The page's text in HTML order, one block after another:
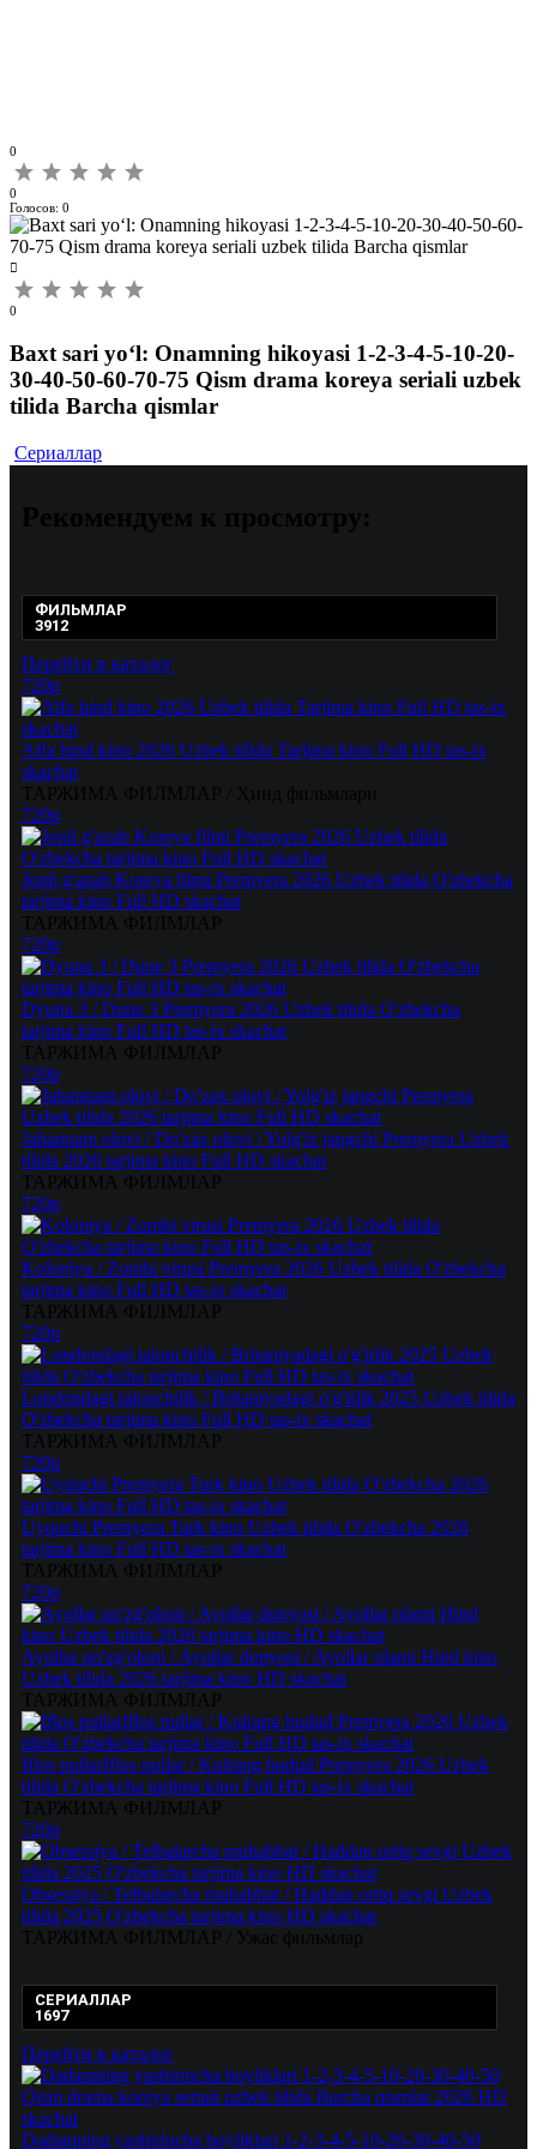
0
0
Голосов: 0
0
Baxt sari yo‘l: Onamning hikoyasi 1-2-3-4-5-10-20-
30-40-50-60-70-75 Qism drama koreya seriali uzbek
tilida Barcha qismlar
Сериаллар
ФИЛЬМЛАР
3912
Перейти в каталог
720p
Alfa hind kino 2026 Uzbek tilida Tarjima kino Full HD tas-ix
skachat
720p
Jonli g'azab Koreya filmi Premyera 2026 Uzbek tilida O'zbekcha
tarjima kino Full HD skachat
720p
Dyuna 3 / Dune 3 Premyera 2026 Uzbek tilida O'zbekcha
tarjima kino Full HD tas-ix skachat
720p
Jahannam olovi / Do'zax olovi / Yolg'iz jangchi Premyera Uzbek
tilida 2026 tarjima kino Full HD skachat
720p
Koloniya / Zombi virusi Premyera 2026 Uzbek tilida O'zbekcha
tarjima kino Full HD tas-ix skachat
720p
Londondagi talonchilik / Britaniyadagi o'g'irlik 2025 Uzbek tilida
O'zbekcha tarjima kino Full HD tas-ix skachat
720p
Uyquchi Premyera Turk kino Uzbek tilida O'zbekcha 2026
tarjima kino Full HD tas-ix skachat
720p
Ayollar qo'zg'oloni / Ayollar dunyosi / Ayollar olami Hind kino
Uzbek tilida 2026 tarjima kino HD skachat
Iflos pullarIflos pullar / Kulrang hudud Premyera 2026 Uzbek
tilida O'zbekcha tarjima kino Full HD tas-ix skachat
720p
Obsessiya / Telbalarcha muhabbat / Haddan ortiq sevgi Uzbek
tilida 2025 O'zbekcha tarjima kino HD skachat
СЕРИАЛЛАР
1697
Перейти в каталог
Dadamning yashirincha boyliklari 1-2-3-4-5-10-20-30-40-50